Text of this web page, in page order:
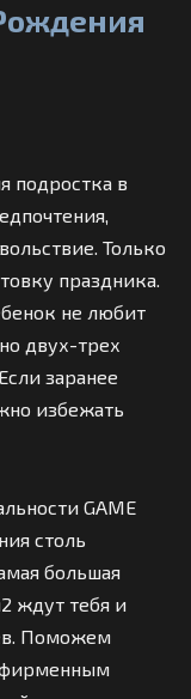
подростка в
Только
праздника.
не любит
двух-трех
заранее
избежать
GAME
столь
большая
ждут тебя и
Поможем
фирменным